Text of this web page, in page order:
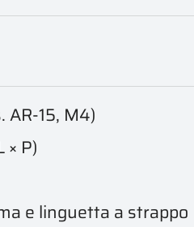
15, M4)
× P)
e linguetta a strappo